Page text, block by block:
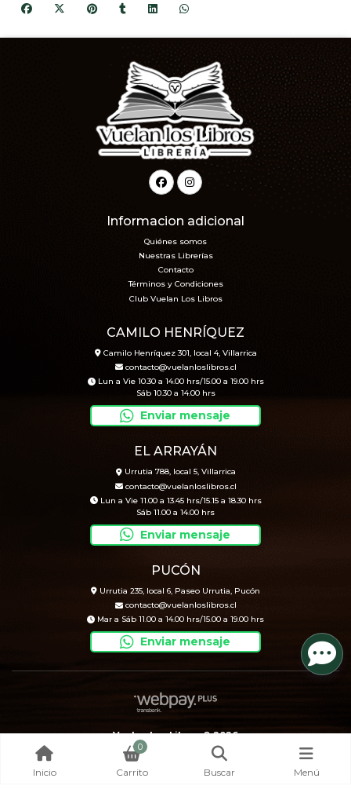
Informacion adicional
Quiénes somos
Nuestras Librerías
Contacto
Términos y Condiciones
Club Vuelan Los Libros
CAMILO HENRÍQUEZ
Camilo Henríquez 301, local 4, Villarrica
contacto@vuelanloslibros.cl
Lun a Vie 10.30 a 14.00 hrs/15.00 a 19.00 hrs
Sáb 10.30 a 14.00 hrs
Enviar mensaje
EL ARRAYÁN
Urrutia 788, local 5, Villarrica
contacto@vuelanloslibros.cl
Lun a Vie 11.00 a 13.45 hrs/15.15 a 18.30 hrs
Sáb 11.00 a 14.00 hrs
Enviar mensaje
PUCÓN
Urrutia 235, local 6, Paseo Urrutia, Pucón
contacto@vuelanloslibros.cl
Mar a Sáb 11.00 a 14.00 hrs/15.00 a 19.00 hrs
Enviar mensaje
Vuelan Los Libros © 2026
Creado por
Bsale
Inicio
0
Carrito Buscar Menú